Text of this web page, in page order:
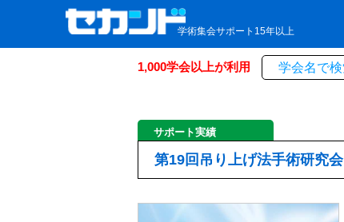
学術集会サポート15年以上
1,000学会以上が利用
サポート実績
第19回吊り上げ法手術研究会